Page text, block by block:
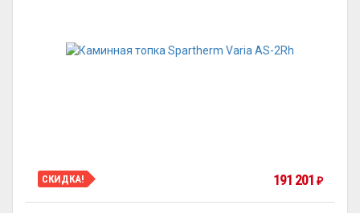
СКИДКА! 191 201 ₽